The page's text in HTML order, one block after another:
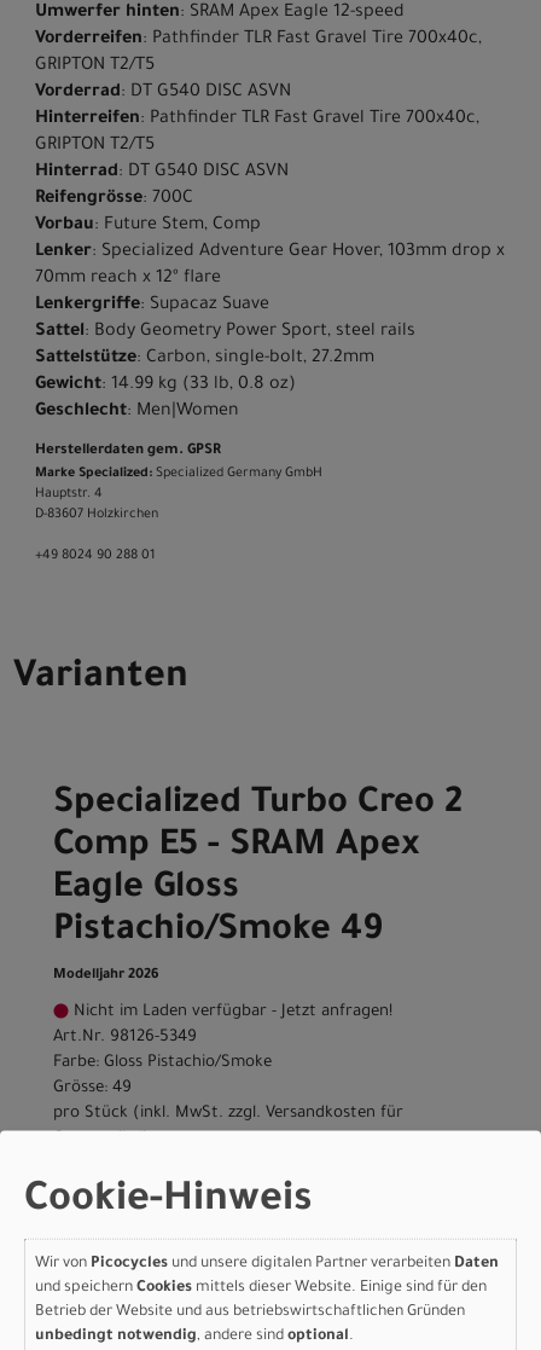
Umwerfer hinten: SRAM Apex Eagle 12-speed
Vorderreifen: Pathfinder TLR Fast Gravel Tire 700x40c,
GRIPTON T2/T5
Vorderrad: DT G540 DISC ASVN
Hinterreifen: Pathfinder TLR Fast Gravel Tire 700x40c,
GRIPTON T2/T5
Hinterrad: DT G540 DISC ASVN
Reifengrösse: 700C
Vorbau: Future Stem, Comp
Lenker: Specialized Adventure Gear Hover, 103mm drop x
70mm reach x 12º flare
Lenkergriffe: Supacaz Suave
Sattel: Body Geometry Power Sport, steel rails
Sattelstütze: Carbon, single-bolt, 27.2mm
Gewicht: 14.99 kg (33 lb, 0.8 oz)
Geschlecht: Men|Women
Herstellerdaten gem. GPSR
Marke Specialized: Specialized Germany GmbH
Hauptstr. 4
D-83607 Holzkirchen
+49 8024 90 288 01
Varianten
Specialized Turbo Creo 2
Comp E5 - SRAM Apex
Eagle Gloss
Pistachio/Smoke 49
Modelljahr 2026
Nicht im Laden verfügbar - Jetzt anfragen!
Art.Nr. 98126-5349
Farbe: Gloss Pistachio/Smoke
Grösse: 49
pro Stück (inkl. MwSt. zzgl. Versandkosten für
Specialized Turbo Creo 2
Comp E5 - SRAM Apex
Eagle Gloss
Cookie-Hinweis
Wir von Picocycles und unsere digitalen Partner verarbeiten Daten
und speichern Cookies mittels dieser Website. Einige sind für den
Betrieb der Website und aus betriebswirtschaftlichen Gründen
unbedingt notwendig, andere sind optional.